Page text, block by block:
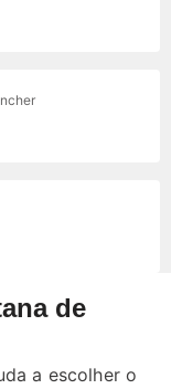
de
a escolher o